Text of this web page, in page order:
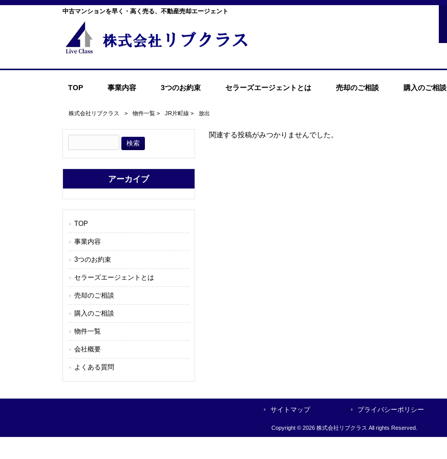
中古マンションを早く・高く売る、不動産売却エージェント
TOP 事業内容 3つのお約束 セラーズエージェントとは 売却のご相談 購入のご相談
株式会社リブクラス > 物件一覧 > JR片町線 > 放出
関連する投稿がみつかりませんでした。
アーカイブ
TOP
事業内容
3つのお約束
セラーズエージェントとは
売却のご相談
購入のご相談
物件一覧
会社概要
よくある質問
サイトマップ プライバシーポリシー
Copyright © 2026 株式会社リブクラス All rights Reserved.